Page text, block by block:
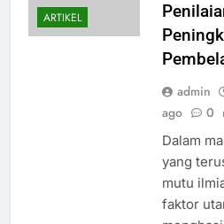
ARTIKEL
admin
ago
0
Dalam
yang
mutu
faktor